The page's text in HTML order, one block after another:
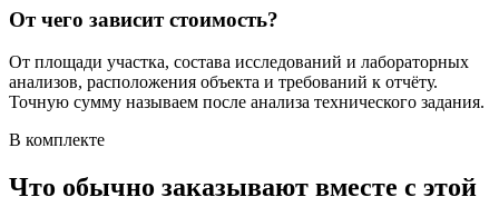
От чего зависит стоимость?
От площади участка, состава исследований и лабораторных
анализов, расположения объекта и требований к отчёту.
Точную сумму называем после анализа технического задания.
В комплекте
Что обычно заказывают вместе с этой